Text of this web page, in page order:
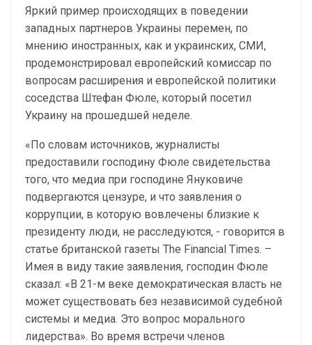
Яркий пример происходящих в поведении
западных партнеров Украины перемен, по
мнению иностранных, как и украинских, СМИ,
продемонстрировал европейский комиссар по
вопросам расширения и европейской политики
соседства Штефан Фюле, который посетил
Украину на прошедшей неделе.
«По словам источников, журналисты
предоставили господину Фюле свидетельства
того, что медиа при господине Януковиче
подвергаются цензуре, и что заявления о
коррупции, в которую вовлечены близкие к
президенту люди, не расследуются, - говорится в
статье британской газеты The Financial Times. –
Имея в виду такие заявления, господин Фюле
сказал: «В 21-м веке демократическая власть не
может существовать без независимой судебной
системы и медиа. Это вопрос морального
лидерства». Во время встречи членов